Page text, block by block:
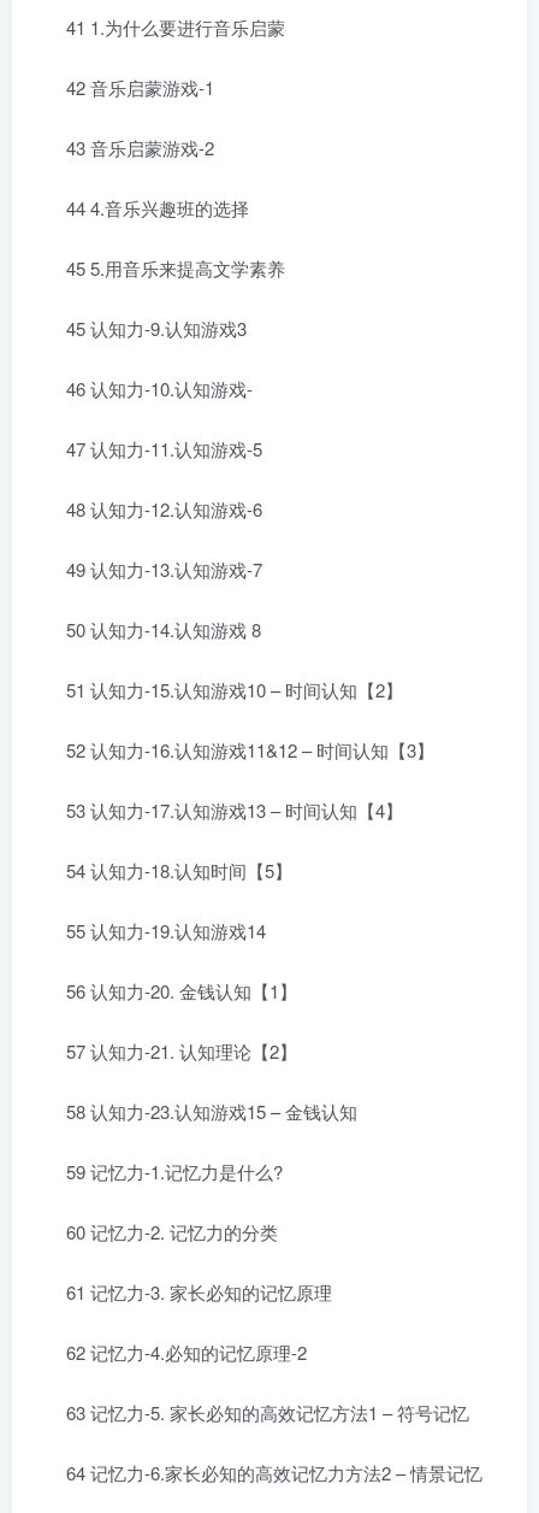
41 1.为什么要进行音乐启蒙
42 音乐启蒙游戏-1
43 音乐启蒙游戏-2
44 4.音乐兴趣班的选择
45 5.用音乐来提高文学素养
45 认知力-9.认知游戏3
46 认知力-10.认知游戏-
47 认知力-11.认知游戏-5
48 认知力-12.认知游戏-6
49 认知力-13.认知游戏-7
50 认知力-14.认知游戏 8
51 认知力-15.认知游戏10 – 时间认知【2】
52 认知力-16.认知游戏11&12 – 时间认知【3】
53 认知力-17.认知游戏13 – 时间认知【4】
54 认知力-18.认知时间【5】
55 认知力-19.认知游戏14
56 认知力-20. 金钱认知【1】
57 认知力-21. 认知理论【2】
58 认知力-23.认知游戏15 – 金钱认知
59 记忆力-1.记忆力是什么?
60 记忆力-2. 记忆力的分类
61 记忆力-3. 家长必知的记忆原理
62 记忆力-4.必知的记忆原理-2
63 记忆力-5. 家长必知的高效记忆方法1 – 符号记忆
64 记忆力-6.家长必知的高效记忆力方法2 – 情景记忆